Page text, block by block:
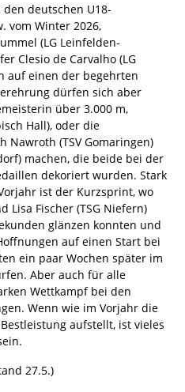
deutschen U18-
vom Winter 2026,
(LG Leinfelden-
Clesio de Carvalho (LG
auf einen der begehrten
dürfen sich aber
über 3.000 m,
Hall), oder die
Nawroth (TSV Gomaringen)
machen, die beide bei der
dekoriert wurden. Stark
ist der Kurzsprint, wo
Lisa Fischer (TSG Niefern)
glänzen konnten und
auf einen Start bei
ein paar Wochen später im
Aber auch für alle
Wettkampf bei den
Wenn wie im Vorjahr die
aufstellt, ist vieles
27.5.)